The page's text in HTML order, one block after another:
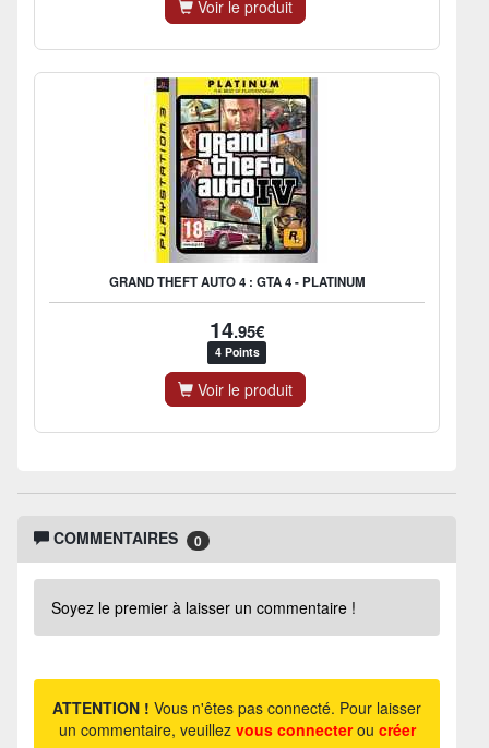
Voir le produit
GRAND THEFT AUTO 4 : GTA 4 - PLATINUM
14.95€
4 Points
Voir le produit
COMMENTAIRES 0
Soyez le premier à laisser un commentaire !
ATTENTION ! Vous n'êtes pas connecté. Pour laisser
un commentaire, veuillez vous connecterou créer